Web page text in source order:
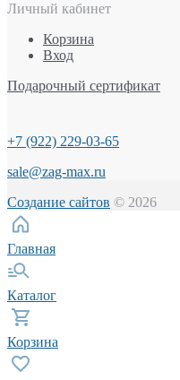
Личный кабинет
Корзина
Вход
Подарочный сертификат
+7 (922) 229-03-65
sale@zag-max.ru
Создание сайтов © 2026
Главная
Каталог
Корзина